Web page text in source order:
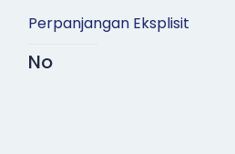
Perpanjangan Eksplisit
No